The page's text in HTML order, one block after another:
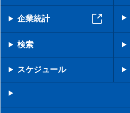
企業統計
検索
スケジュール